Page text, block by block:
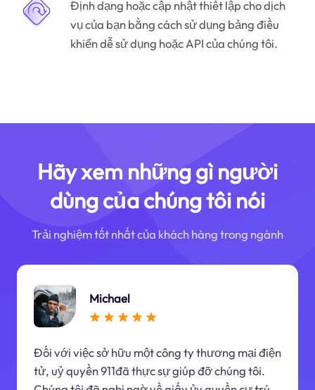
Định dạng hoặc cập nhật thiết lập cho dịch
vụ của bạn bằng cách sử dụng bảng điều
khiển dễ sử dụng hoặc API của chúng tôi.
Hãy xem những gì người
dùng của chúng tôi nói
Trải nghiệm tốt nhất của khách hàng trong ngành
Michael
Đối với việc sở hữu một công ty thương mại điện
tử, uỷ quyền 911đã thực sự giúp đỡ chúng tôi.